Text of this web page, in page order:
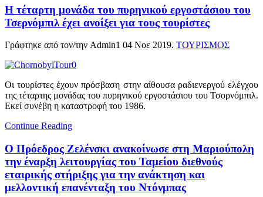
Η τέταρτη μονάδα του πυρηνικού εργοστάσιου του
Τσερνόμπιλ έχει ανοίξει για τους τουρίστες
Γράφτηκε από τον/την Admin1 04 Νοε 2019. ΤΟΥΡΙΣΜΟΣ
Οι τουρίστες έχουν πρόσβαση στην αίθουσα ραδιενεργού ελέγχου
της τέταρτης μονάδας του πυρηνικού εργοστάσιου του Τσορνόμπιλ.
Εκεί συνέβη η καταστροφή του 1986.
Continue Reading
Ο Πρόεδρος Ζελένσκι ανακοίνωσε στη Μαριούπολη
την έναρξη λειτουργίας του Ταμείου διεθνούς
εταιρικής στήριξης για την ανάκτηση και
μελλοντική επανένταξη του Ντόνμπας